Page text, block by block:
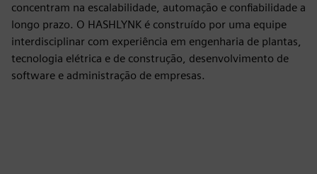
concentram na escalabilidade, automação e confiabilidade a
longo prazo. O HASHLYNK é construído por uma equipe
interdisciplinar com experiência em engenharia de plantas,
tecnologia elétrica e de construção, desenvolvimento de
software e administração de empresas.